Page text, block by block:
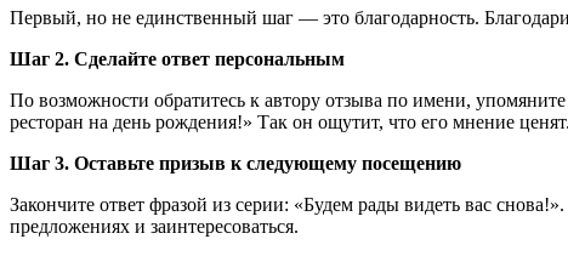
Первый, но не единственный шаг — это благодарность.
Шаг 2. Сделайте ответ персональным
По возможности обратитесь к автору отзыва по имени,
ресторан на день рождения!» Так он ощутит, что его мнение
Шаг 3. Оставьте призыв к следующему посещению
Закончите ответ фразой из серии: «Будем рады видеть вас
предложениях и заинтересоваться.